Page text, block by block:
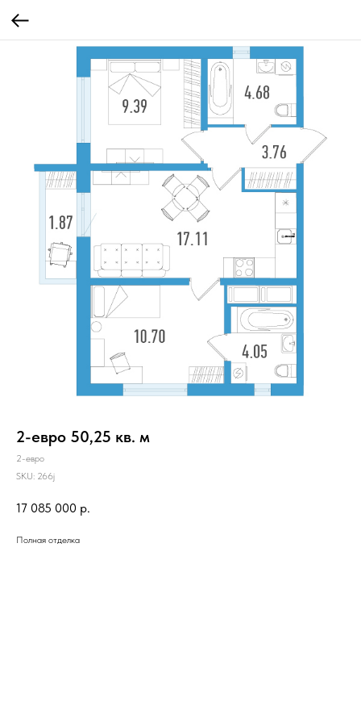
2-евро 50,25 кв. м
2-евро
SKU: 266j
17 085 000 р.
Полная отделка